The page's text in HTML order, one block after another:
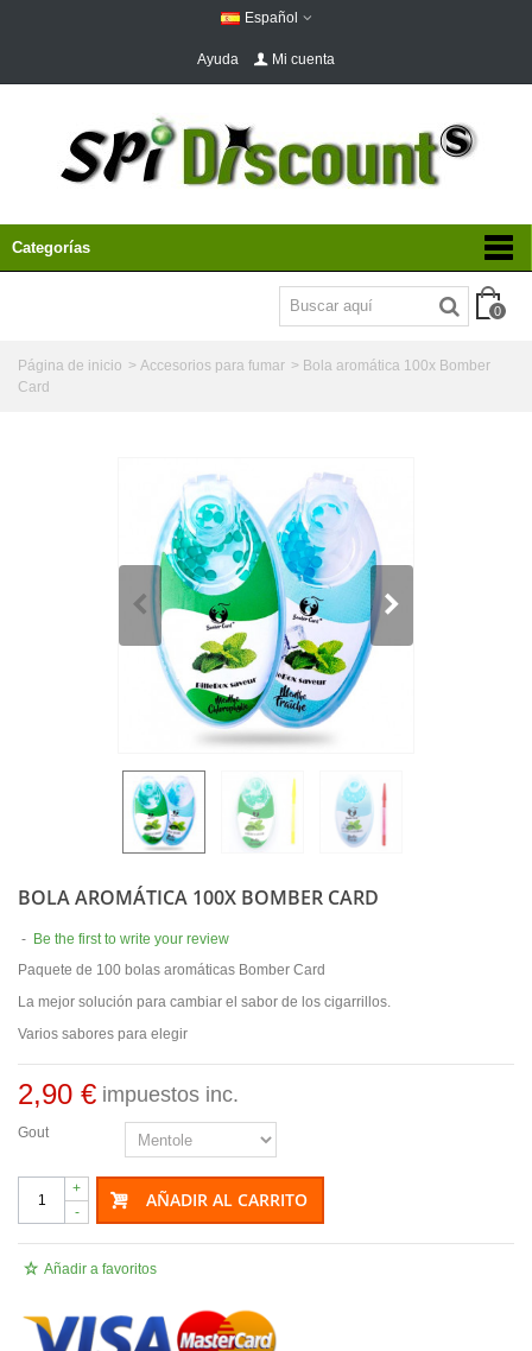
Español
Ayuda Mi cuenta
Categorías
0
Página de inicio > Accesorios para fumar > Bola aromática 100x Bomber
Card
BOLA AROMÁTICA 100X BOMBER CARD
- Be the first to write your review
Paquete de 100 bolas aromáticas Bomber Card
La mejor solución para cambiar el sabor de los cigarrillos.
Varios sabores para elegir
2,90 € impuestos inc.
Gout
-
+ AÑADIR AL CARRITO
Añadir a favoritos